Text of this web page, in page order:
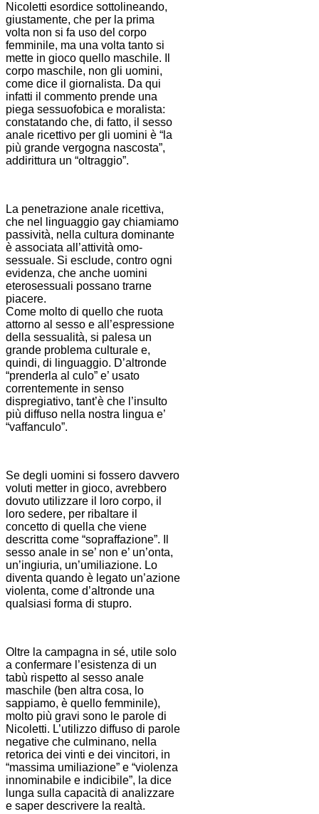
Nicoletti esordice sottolineando,
giustamente, che per la prima
volta non si fa uso del corpo
femminile, ma una volta tanto si
mette in gioco quello maschile. Il
corpo maschile, non gli uomini,
come dice il giornalista. Da qui
infatti il commento prende una
piega sessuofobica e moralista:
constatando che, di fatto, il sesso
anale ricettivo per gli uomini è “la
più grande vergogna nascosta”,
addirittura un “oltraggio”.
La penetrazione anale ricettiva,
che nel linguaggio gay chiamiamo
passività, nella cultura dominante
è associata all’attività omo-
sessuale. Si esclude, contro ogni
evidenza, che anche uomini
eterosessuali possano trarne
piacere.
Come molto di quello che ruota
attorno al sesso e all’espressione
della sessualità, si palesa un
grande problema culturale e,
quindi, di linguaggio. D’altronde
“prenderla al culo” e’ usato
correntemente in senso
dispregiativo, tant’è che l’insulto
più diffuso nella nostra lingua e’
“vaffanculo”.
Se degli uomini si fossero davvero
voluti metter in gioco, avrebbero
dovuto utilizzare il loro corpo, il
loro sedere, per ribaltare il
concetto di quella che viene
descritta come “sopraffazione”. Il
sesso anale in se’ non e’ un’onta,
un’ingiuria, un’umiliazione. Lo
diventa quando è legato un’azione
violenta, come d’altronde una
qualsiasi forma di stupro.
Oltre la campagna in sé, utile solo
a confermare l’esistenza di un
tabù rispetto al sesso anale
maschile (ben altra cosa, lo
sappiamo, è quello femminile),
molto più gravi sono le parole di
Nicoletti. L’utilizzo diffuso di parole
negative che culminano, nella
retorica dei vinti e dei vincitori, in
“massima umiliazione” e “violenza
innominabile e indicibile”, la dice
lunga sulla capacità di analizzare
e saper descrivere la realtà.